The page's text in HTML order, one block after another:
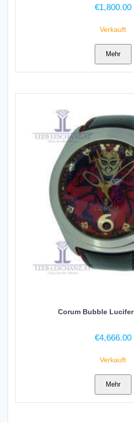
€1,800.00
Verkauft
Mehr
Corum Bubble Lucifer
€4,666.00
Verkauft
Mehr